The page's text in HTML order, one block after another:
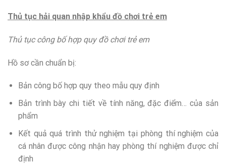
Thủ tục hải quan nhập khẩu đồ chơi trẻ em
Thủ tục công bố hợp quy đồ chơi trẻ em
Hồ sơ cần chuẩn bị:
Bản công bố hợp quy theo mẫu quy định
Bản trình bày chi tiết về tính năng, đặc điểm… của sản
phẩm
Kết quả quá trình thử nghiệm tại phòng thí nghiệm của
cá nhân được công nhận hay phòng thí nghiệm được chỉ
định